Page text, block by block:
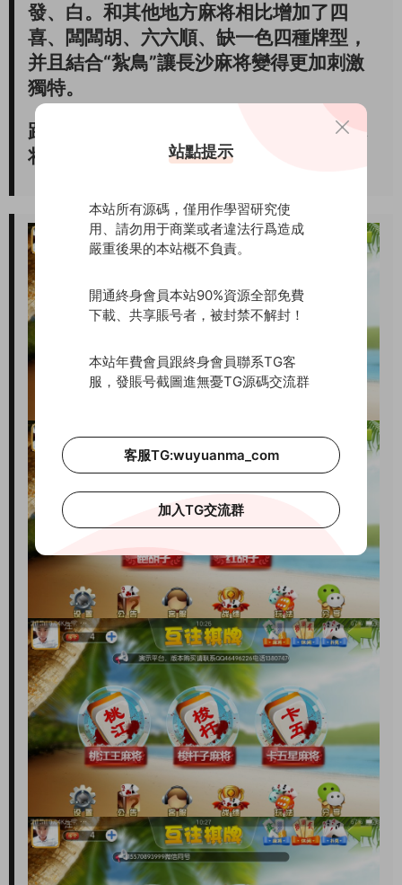
發、白。和其他地方麻将相比增加了四
喜、闆闆胡、六六順、缺一色四種牌型，
并且結合“紮鳥”讓長沙麻将變得更加刺激
獨特。
跑胡子的組牌規則與麻将相似，但又比麻
将更加靈活、變化多樣。
站點提示
本站所有源碼，僅用作學習研究使
用、請勿用于商業或者違法行爲造成
嚴重後果的本站概不負責。
開通終身會員本站90%資源全部免費
下載、共享賬号者，被封禁不解封！
本站年費會員跟終身會員聯系TG客
服，發賬号截圖進無憂TG源碼交流群
客服TG:wuyuanma_com
加入TG交流群